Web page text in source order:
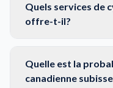
Quels services de
offre-t-il?
Quelle est la
canadienne